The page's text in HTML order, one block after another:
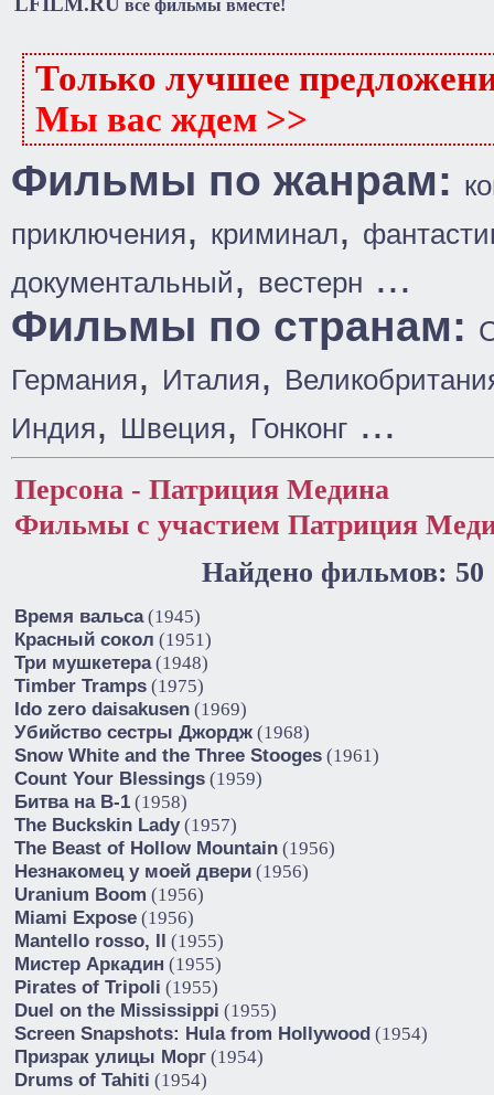
все фильмы вместе!
Только лучшее
Мы вас ждем >>
Фильмы по жанрам:
приключения, криминал,
документальный, вестерн ...
Фильмы по странам:
Германия, Италия,
Индия, Швеция, Гонконг ...
Персона - Патриция Медина
Фильмы с участием Патриция
Найдено фильмов: 50
Время вальса(1945)
Красный сокол (1951)
Три мушкетера(1948)
Timber Tramps (1975)
Ido zero daisakusen (1969)
Убийство сестры Джордж (1968)
Snow White and the Three Stooges (1961)
Count Your Blessings (1959)
Битва на В-1 (1958)
The Buckskin Lady(1957)
The Beast of Hollow Mountain (1956)
Незнакомец у моей двери (1956)
Uranium Boom (1956)
Miami Expose (1956)
Mantello rosso, Il (1955)
Мистер Аркадин (1955)
Pirates of Tripoli (1955)
Duel on the Mississippi (1955)
Screen Snapshots: Hula from Hollywood (1954)
Призрак улицы Морг (1954)
Drums of Tahiti (1954)